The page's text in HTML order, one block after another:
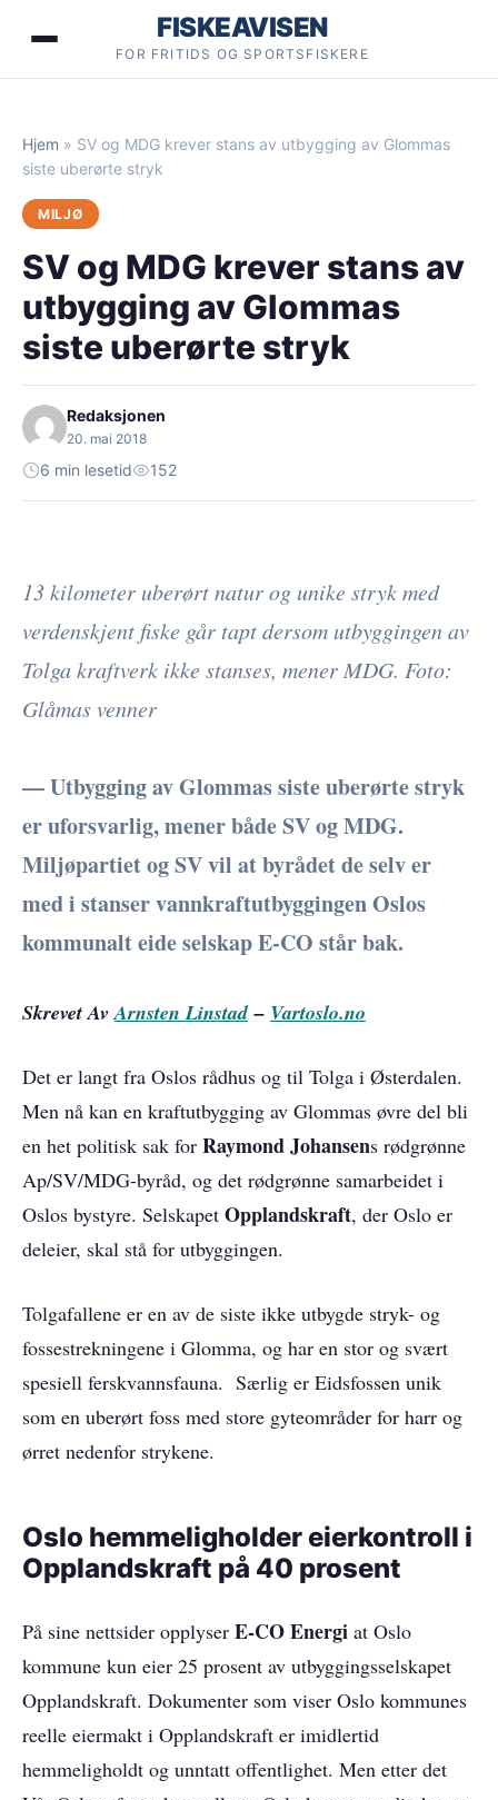
FISKEAVISEN
FOR FRITIDS OG SPORTSFISKERE
Hjem » SV og MDG krever stans av utbygging av Glommas
siste uberørte stryk
MILJØ
SV og MDG krever stans av
utbygging av Glommas
siste uberørte stryk
Redaksjonen
20. mai 2018
6 min lesetid 152
13 kilometer uberørt natur og unike stryk med
verdenskjent fiske går tapt dersom utbyggingen av
Tolga kraftverk ikke stanses, mener MDG. Foto:
Glåmas venner
— Utbygging av Glommas siste uberørte stryk
er uforsvarlig, mener både SV og MDG.
Miljøpartiet og SV vil at byrådet de selv er
med i stanser vannkraftutbyggingen Oslos
kommunalt eide selskap E-CO står bak.
Skrevet AvArnsten Linstad– Vartoslo.no
Det er langt fra Oslos rådhus og til Tolga i Østerdalen.
Men nå kan en kraftutbygging av Glommas øvre del bli
en het politisk sak for Raymond Johansens rødgrønne
Ap/SV/MDG-byråd, og det rødgrønne samarbeidet i
Oslos bystyre. Selskapet Opplandskraft, der Oslo er
deleier, skal stå for utbyggingen.
Tolgafallene er en av de siste ikke utbygde stryk- og
fossestrekningene i Glomma, og har en stor og svært
spesiell ferskvannsfauna. Særlig er Eidsfossen unik
som en uberørt foss med store gyteområder for harr og
ørret nedenfor strykene.
Oslo hemmeligholder eierkontroll i
Opplandskraft på 40 prosent
På sine nettsider opplyser E-CO Energi at Oslo
kommune kun eier 25 prosent av utbyggingsselskapet
Opplandskraft. Dokumenter som viser Oslo kommunes
reelle eiermakt i Opplandskraft er imidlertid
hemmeligholdt og unntatt offentlighet. Men etter det